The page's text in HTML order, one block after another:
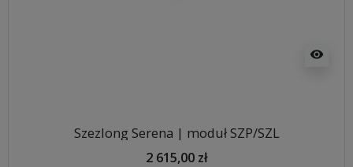
visibility
Szezlong Serena | moduł SZP/SZL
2 615,00 zł